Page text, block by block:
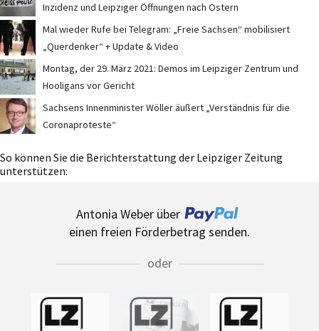
Inzidenz und Leipziger Öffnungen nach Ostern
Mal wieder Rufe bei Telegram: „Freie Sachsen“ mobilisiert
„Querdenker“ + Update & Video
Montag, der 29. März 2021: Demos im Leipziger Zentrum und
Hooligans vor Gericht
Sachsens Innenminister Wöller äußert „Verständnis für die
Coronaproteste“
So können Sie die Berichterstattung der Leipziger Zeitung
unterstützen:
Antonia Weber über
einen freien Förderbetrag senden.
oder